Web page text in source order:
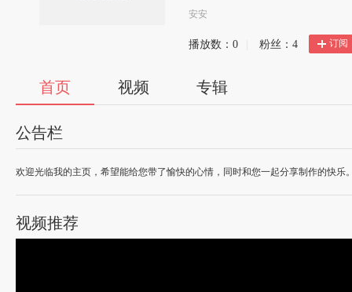
安安
播放数： 0 粉丝： 4 订阅
首页 视频 专辑
公告栏
欢迎光临我的主页，希望能给您带了愉快的心情，同时和您一起分享制作的快乐
视频推荐